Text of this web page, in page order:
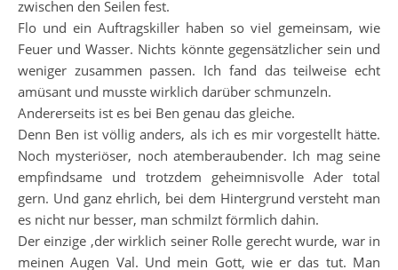
zwischen den Seilen fest.
Flo und ein Auftragskiller haben so viel gemeinsam, wie
Feuer und Wasser. Nichts könnte gegensätzlicher sein und
weniger zusammen passen. Ich fand das teilweise echt
amüsant und musste wirklich darüber schmunzeln.
Andererseits ist es bei Ben genau das gleiche.
Denn Ben ist völlig anders, als ich es mir vorgestellt hätte.
Noch mysteriöser, noch atemberaubender. Ich mag seine
empfindsame und trotzdem geheimnisvolle Ader total
gern. Und ganz ehrlich, bei dem Hintergrund versteht man
es nicht nur besser, man schmilzt förmlich dahin.
Der einzige ,der wirklich seiner Rolle gerecht wurde, war in
meinen Augen Val. Und mein Gott, wie er das tut. Man